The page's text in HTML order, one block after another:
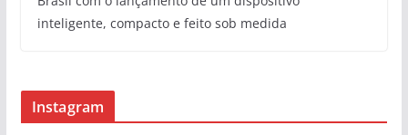
inteligente, compacto e feito sob medida
Instagram